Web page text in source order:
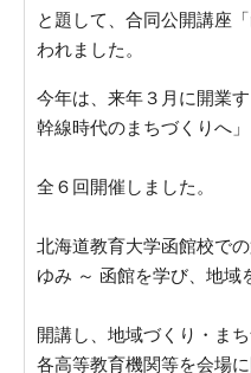
と題して、合同公開講座
われました。
今年は、来年３月に開業
幹線時代のまちづくりへ
全６回開催しました。
北海道教育大学函館校で
ゆみ ～ 函館を学び、地域
開講し、地域づくり・ま
各高等教育機関等を会場に